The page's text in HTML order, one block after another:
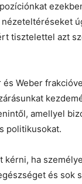
tisztelettel azt
és Weber
amellyel
politikusokat.
kérni, ha
és